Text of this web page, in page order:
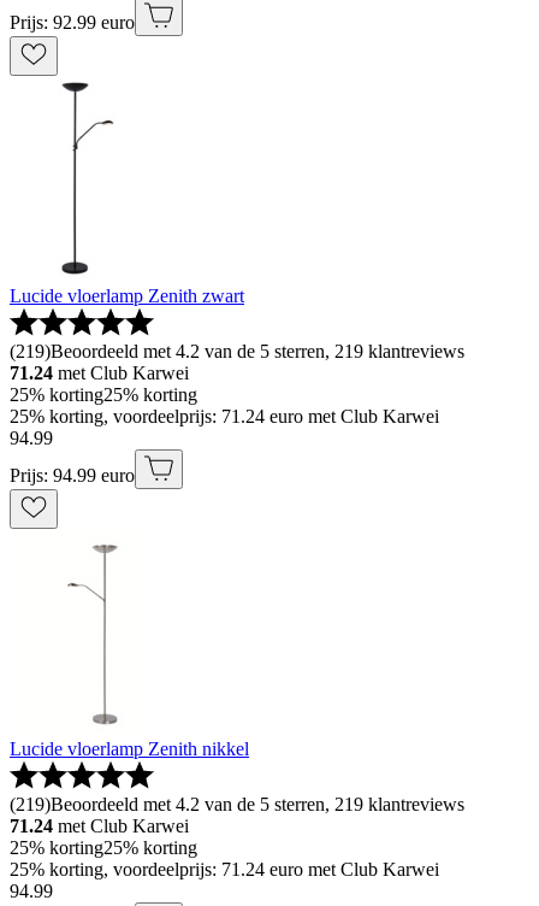
Prijs: 92.99 euro
Lucide vloerlamp Zenith zwart
(219)Beoordeeld met 4.2 van de 5 sterren, 219 klantreviews
71.24 met Club Karwei
25% korting25% korting
25% korting, voordeelprijs: 71.24 euro met Club Karwei
94.99
Prijs: 94.99 euro
Lucide vloerlamp Zenith nikkel
(219)Beoordeeld met 4.2 van de 5 sterren, 219 klantreviews
71.24 met Club Karwei
25% korting25% korting
25% korting, voordeelprijs: 71.24 euro met Club Karwei
94.99